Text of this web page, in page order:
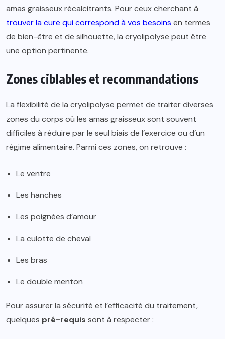
amas graisseux récalcitrants. Pour ceux cherchant à
trouver la cure qui correspond à vos besoins en termes
de bien-être et de silhouette, la cryolipolyse peut être
une option pertinente.
Zones ciblables et recommandations
La flexibilité de la cryolipolyse permet de traiter diverses
zones du corps où les amas graisseux sont souvent
difficiles à réduire par le seul biais de l’exercice ou d’un
régime alimentaire. Parmi ces zones, on retrouve :
Le ventre
Les hanches
Les poignées d’amour
La culotte de cheval
Les bras
Le double menton
Pour assurer la sécurité et l’efficacité du traitement,
quelques pré-requis sont à respecter :